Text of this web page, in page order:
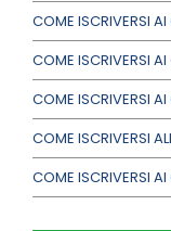
COME ISCRIVERSI
COME ISCRIVERSI
COME ISCRIVERSI AI
COME ISCRIVERSI
COME ISCRIVERSI